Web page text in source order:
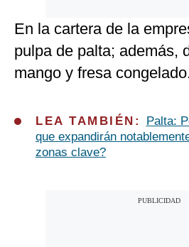
En la cartera de la
pulpa de palta; además,
mango y fresa
LEA TAMBIÉN:
Palta:
que expandirán
zonas clave?